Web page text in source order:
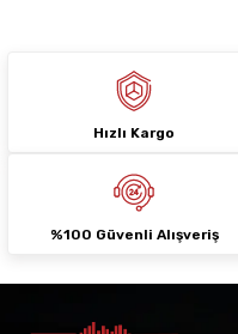
Hızlı Kargo
%100 Güvenli Alışveriş